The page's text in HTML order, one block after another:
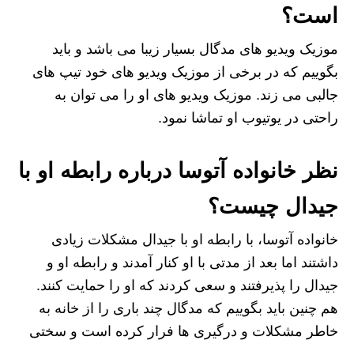
است؟
موزیک ویدیو های مدگال بسیار زیبا می باشد و باید
بگوییم که در برخی از موزیک ویدیو های خود تیپ های
جالبی می زند. موزیک ویدیو های او را می توان به
راحتی در یوتیوب او تماشا نمود.
نظر خانواده آتوسا درباره رابطه او با
جیدال چیست؟
خانواده آتوسا، با رابطه او با جیدال مشکلات زیادی
داشتند اما بعد از مدتی با او کنار آمدند و رابطه او و
جیدال را پذیرفتند و سعی کردند که او را حمایت کنند.
هم چنین باید بگوییم که مدگال چند باری را از خانه به
خاطر مشکلات و درگیری ها فرار کرده است و سختی